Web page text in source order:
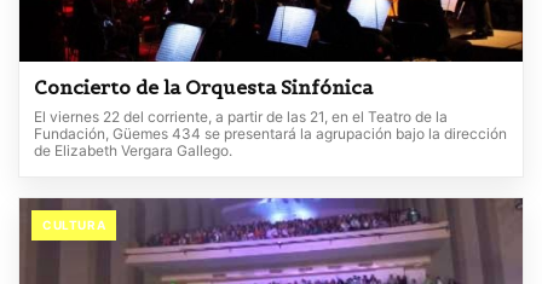
Concierto de la Orquesta Sinfónica
El viernes 22 del corriente, a partir de las 21, en el Teatro de la
Fundación, Güemes 434 se presentará la agrupación bajo la dirección
de Elizabeth Vergara Gallego.
CULTURA